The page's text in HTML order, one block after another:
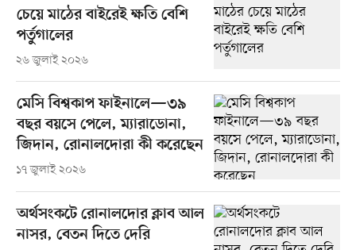
চেয়ে মাঠের বাইরেই ক্ষতি বেশি
পর্তুগালের
২৬ জুলাই ২০২৬
মেসি বিশ্বকাপ ফাইনালে—৩৯
বছর বয়সে পেলে, ম্যারাডোনা,
জিদান, রোনালদোরা কী করেছেন
১৭ জুলাই ২০২৬
অর্থসংকটে রোনালদোর ক্লাব আল
নাসর, বেতন দিতে দেরি